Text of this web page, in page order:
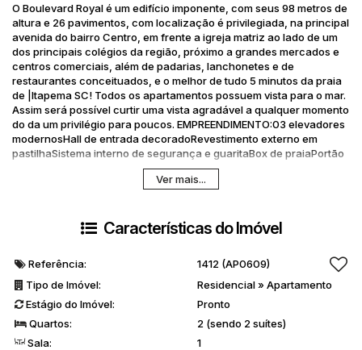
O Boulevard Royal é um edifício imponente, com seus 98 metros de
altura e 26 pavimentos, com localização é privilegiada, na principal
avenida do bairro Centro, em frente a igreja matriz ao lado de um
dos principais colégios da região, próximo a grandes mercados e
centros comerciais, além de padarias, lanchonetes e de
restaurantes conceituados, e o melhor de tudo 5 minutos da praia
de |Itapema SC! Todos os apartamentos possuem vista para o mar.
Assim será possível curtir uma vista agradável a qualquer momento
do da um privilégio para poucos. EMPREENDIMENTO:03 elevadores
modernosHall de entrada decoradoRevestimento externo em
pastilhaSistema interno de segurança e guaritaBox de praiaPortão
Porteiro eletrônicoLazer:2.000 m² de área de lazer
Piscina adulto e infantil externa
gourmet internoEspaço funcionalEspaço fitnessPub e sala de
integradosLavabo 3 vagas de garagem
118.80 m²
privativoPiso porcelanato nos ambientes sociaisPiso vinílico nas
suítes Detalhes em gesso Portas laqueadas
condicionado split, água quente, automação residencial
digital na porta principal
Incorporação: 60.171Obra iniciada
prevista: Novembro 2025
Ver mais...
Características do Imóvel
Referência: 1412 (AP0609)
Tipo de Imóvel:
Residencial» Apartamento
Estágio do Imóvel:
Pronto
Quartos:
2 (sendo 2 suítes)
Sala:
1